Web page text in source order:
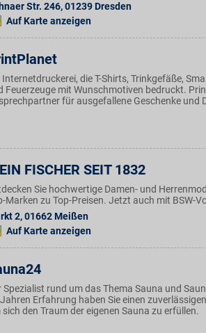
Str. 246,01239 Dresden
Auf Karte anzeigen
Internetdruckerei, die T-Shirts, Trinkgefäße,
Feuerzeuge mit Wunschmotiven bedruckt.
für ausgefallene Geschenke und
FISCHER SEIT 1832
Sie hochwertige Damen- und
Marken zu Top-Preisen. Jetzt auch mit BSW-
2,01662 Meißen
Auf Karte anzeigen
Spezialist rund um das Thema Sauna und
Erfahrung haben Sie einen
sich den Traum der eigenen Sauna zu erfüllen.